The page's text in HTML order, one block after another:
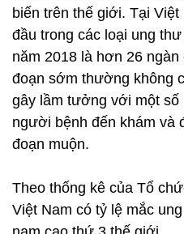
biến trên thế giới. Tại
đầu trong các loại ung
năm 2018 là hơn 26
đoạn sớm thường không
gây lầm tưởng với một số
người bệnh đến khám và
đoạn muộn.
Theo thống kê của Tổ
Việt Nam có tỷ lệ mắc